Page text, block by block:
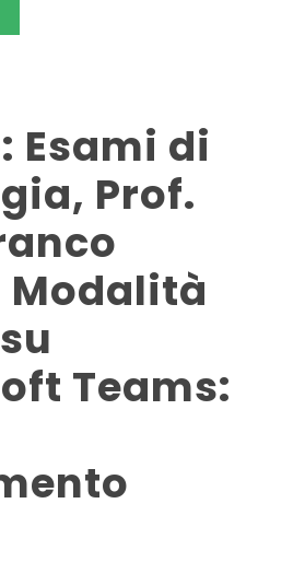
Esami di
Prof.
Modalità
Teams: